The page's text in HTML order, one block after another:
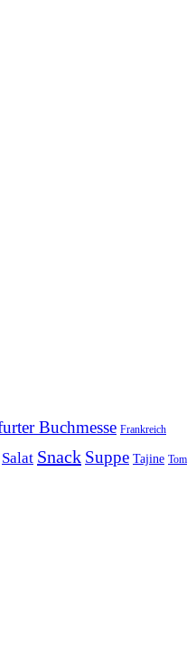
Buchmesse Frankreich
Salat Snack Suppe Tajine Tom